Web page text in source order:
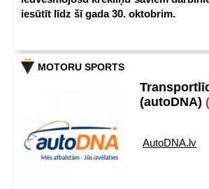
iesūtīt līdz šī gada 30. oktobrim.
MOTORU SPORTS
(autoDNA)
AutoDNA.lv